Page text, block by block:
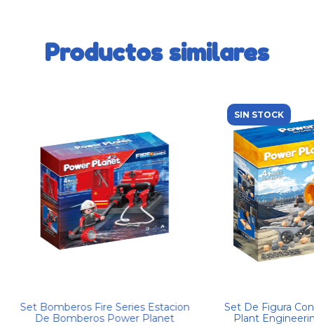
Productos similares
Set Bomberos Fire Series Estacion
De Bomberos Power Planet
SIN STOCK
Set De Figura
Plant